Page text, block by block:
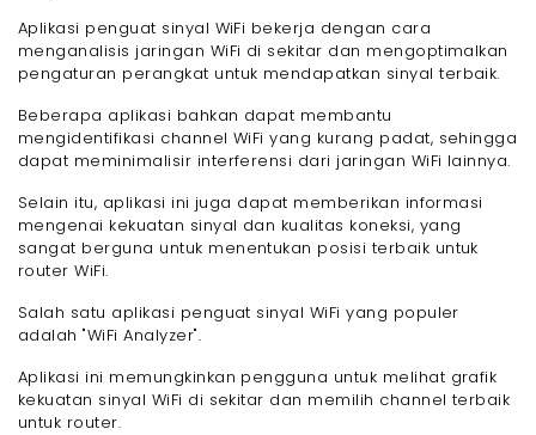
Aplikasi penguat sinyal WiFi bekerja dengan cara
menganalisis jaringan WiFi di sekitar dan mengoptimalkan
pengaturan perangkat untuk mendapatkan sinyal terbaik.
Beberapa aplikasi bahkan dapat membantu
mengidentifikasi channel WiFi yang kurang padat, sehingga
dapat meminimalisir interferensi dari jaringan WiFi lainnya.
Selain itu, aplikasi ini juga dapat memberikan informasi
mengenai kekuatan sinyal dan kualitas koneksi, yang
sangat berguna untuk menentukan posisi terbaik untuk
router WiFi.
Salah satu aplikasi penguat sinyal WiFi yang populer
adalah "WiFi Analyzer".
Aplikasi ini memungkinkan pengguna untuk melihat grafik
kekuatan sinyal WiFi di sekitar dan memilih channel terbaik
untuk router.